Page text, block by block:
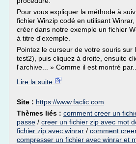
Pour vous expliquer la méthode à
fichier Winzip codé en utilisant
créer dans notre exemple un fichier
à titre d'exemple.
Pointez le curseur de votre souris sur
test2), puis cliquez à droite, ensuite
l'archive... » Comme il est montré par...
Lire la suite
Site : https://www.faclic.com
Thèmes liés : comment creer un
passe / creer un fichier zip avec mot
fichier zip avec winrar / comment
compresser un fichier avec winrar et